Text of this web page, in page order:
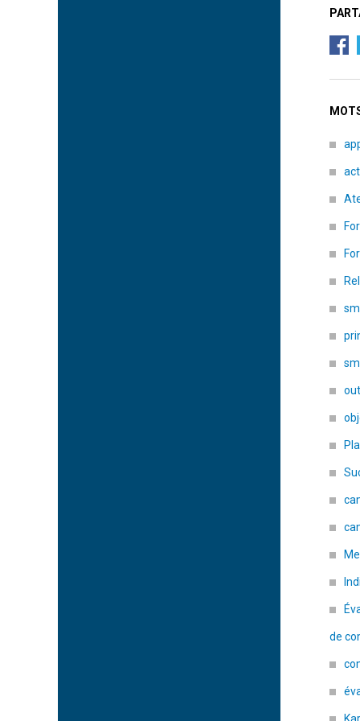
de